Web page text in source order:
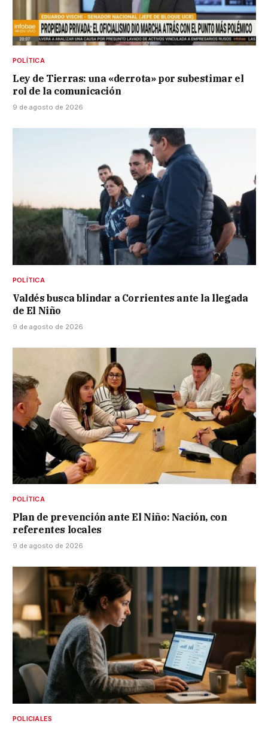
POLÍTICA
Ley de Tierras: una «derrota» por subestimar el
rol de la comunicación
9 de agosto de 2026
POLÍTICA
Valdés busca blindar a Corrientes ante la llegada
de El Niño
9 de agosto de 2026
POLÍTICA
Plan de prevención ante El Niño: Nación, con
referentes locales
9 de agosto de 2026
POLICIALES